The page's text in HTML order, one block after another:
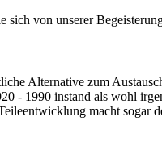
sich von unserer
Alternative zum
- 1990 instand als wohl
macht sogar